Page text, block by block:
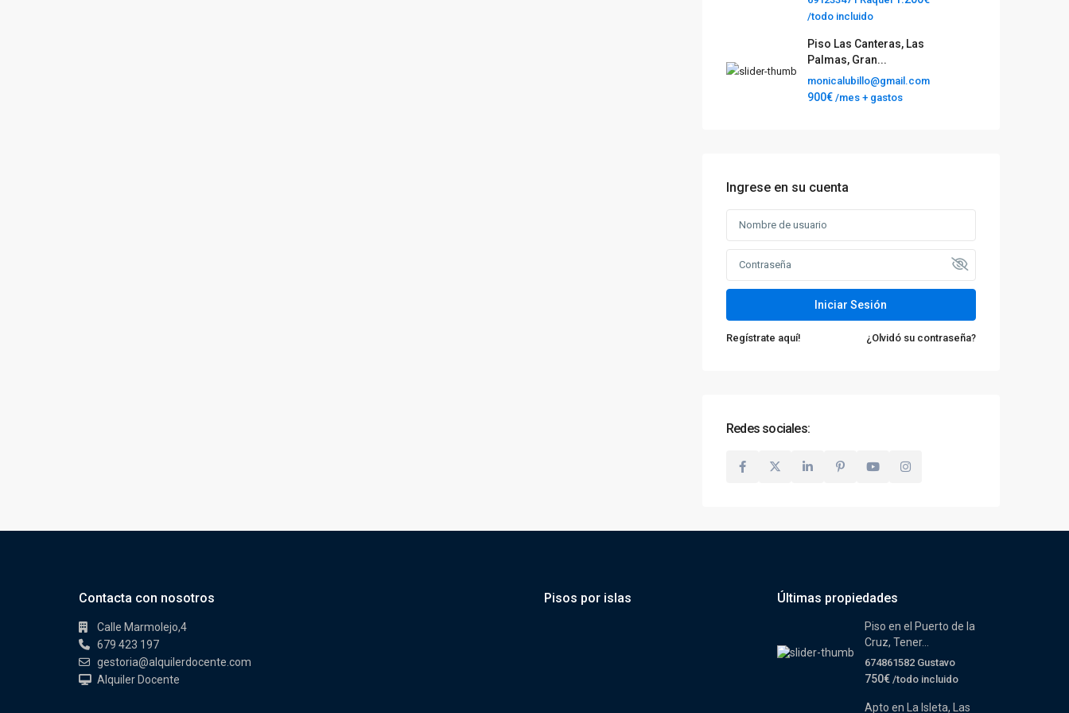
/todo incluido
Piso Las Canteras, Las
Palmas, Gran...
monicalubillo@gmail.com
900€ /mes + gastos
Ingrese en su cuenta
Iniciar Sesión
Regístrate aquí! ¿Olvidó su contraseña?
Redes sociales:
Contacta con nosotros
Calle Marmolejo,4
679 423 197
gestoria@alquilerdocente.com
Alquiler Docente
Pisos por islas Últimas propiedades
Piso en el Puerto de la
Cruz, Tener...
674861582 Gustavo
750€ /todo incluido
Apto en La Isleta, Las